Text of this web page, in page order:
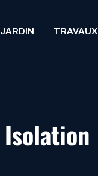
JARDIN TRAVAUX
Isolation